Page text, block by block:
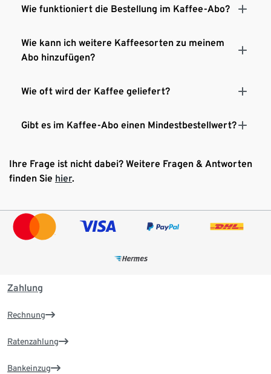
Wie funktioniert die Bestellung im Kaffee-Abo?
Wie kann ich weitere Kaffeesorten zu meinem
Abo hinzufügen?
Wie oft wird der Kaffee geliefert?
Gibt es im Kaffee-Abo einen Mindestbestellwert?
Ihre Frage ist nicht dabei? Weitere Fragen & Antworten
finden Sie hier.
Zahlung
Rechnung
Ratenzahlung
Bankeinzug